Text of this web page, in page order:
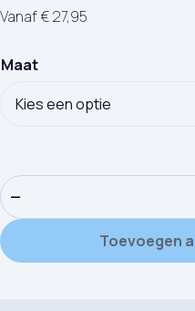
Vanaf€27,95
Maat
Dekbedovertrek Pure Flores
−
Toevoegen